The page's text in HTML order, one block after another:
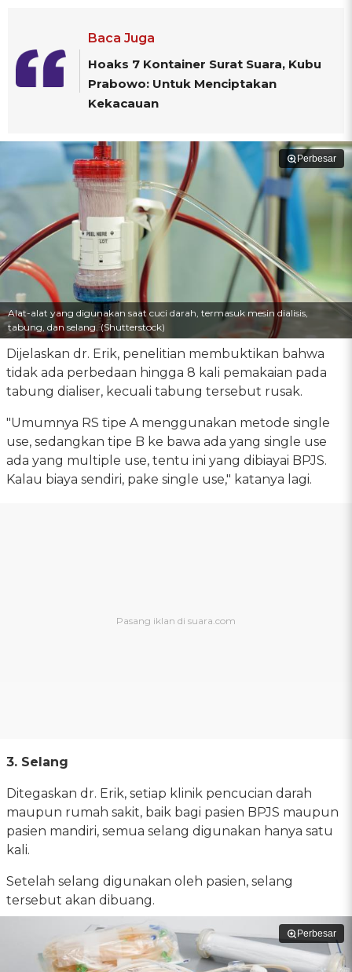
Baca Juga
Hoaks 7 Kontainer Surat Suara, Kubu
Prabowo: Untuk Menciptakan
Kekacauan
Perbesar
Alat-alat yang digunakan saat cuci darah, termasuk mesin dialisis,
tabung, dan selang. (Shutterstock)
Dijelaskan dr. Erik, penelitian membuktikan bahwa
tidak ada perbedaan hingga 8 kali pemakaian pada
tabung dialiser, kecuali tabung tersebut rusak.
"Umumnya RS tipe A menggunakan metode single
use, sedangkan tipe B ke bawa ada yang single use
ada yang multiple use, tentu ini yang dibiayai BPJS.
Kalau biaya sendiri, pake single use," katanya lagi.
3. Selang
Ditegaskan dr. Erik, setiap klinik pencucian darah
maupun rumah sakit, baik bagi pasien BPJS maupun
pasien mandiri, semua selang digunakan hanya satu
kali.
Setelah selang digunakan oleh pasien, selang
tersebut akan dibuang.
Perbesar